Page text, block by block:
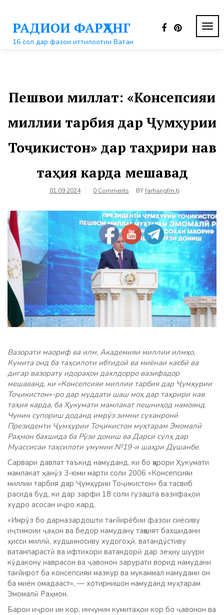
контентуРАДИОИ ФАРҲАНГ
16 сол дар фазои иттилоотии Ватан
Пешвои миллат: «Консепсияи
миллии тарбия дар Ҷумҳурии
Тоҷикистон» дар таҳрири нав
таҳия карда мешавад
01.09.2024 0 Comments BYfarhangfm.tj
Вазорати маориф ва илм, Академияи миллии илмҳо,
Кумита оид ба таҳсилоти ибтидоӣ ва миёнаи касбӣ ва
дигар вазорату идораҳои дахлдорро вазифадор
мешаванд, ки «Консепсияи миллии тарбия дар Ҷумҳурии
Тоҷикистон»-ро дар муддати шаш моҳ дар таҳрири нав
таҳия карда, ба Ҳукумати мамлакат пешниҳод намоянд.
Чунин супориш доданд имрӯз зимни суханронӣ
Президенти Ҷумҳурии Тоҷикистон муҳтарам Эмомалӣ
Раҳмон бахшида ба Рӯзи дониш ва Дарси сулҳ дар
Муассисаи таҳсилоти умумии №19-и шаҳри Душанбе.
Сарвари давлат таъкид намуданд, ки бо қарори Ҳукумати
мамлакат ҳанӯз 3-юми марти соли 2006 «Консепсияи
миллии тарбия дар Ҷумҳурии Тоҷикистон» ба тасвиб
расида буд, ки дар зарфи 18 соли гузашта вазифаҳои
худро асосан иҷро кард.
«Имрӯз бо дарназардошти тағйирёбии фазои сиёсиву
иҷтимоии ҷаҳон ва бедор намудану тақвият бахшидани
ҳисси миллӣ, худшиносиву худогоҳӣ, ватандӯстиву
ватанпарастӣ ва ифтихори ватандорӣ дар зеҳну шуури
кӯдакону наврасон ва ҷавонон зарурати ворид намудани
тағйирот ба консепсияи мазкур ва мукаммал намудани он
ба миён омадааст», — хотирнишон намуданд муҳтарам
Эмомалӣ Раҳмон.
Барои иҷрои ин кор, инчунин кумитаҳои кор бо ҷавонон ва